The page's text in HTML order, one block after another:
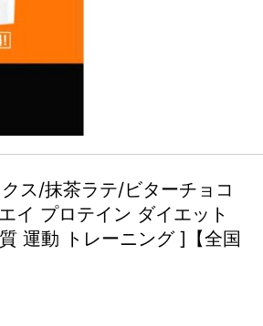
ス/抹茶ラテ/ビターチョコ
イ プロテイン ダイエット
運動 トレーニング ]【全国